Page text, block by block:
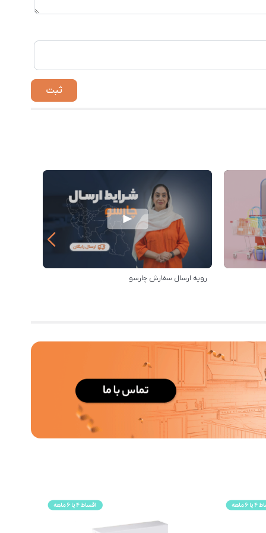
رویه ارسال سفارش چارسو